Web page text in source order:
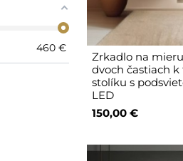
460 €
Zrkadlo na
dvoch častiach
stolíku s
LED
150,00 €